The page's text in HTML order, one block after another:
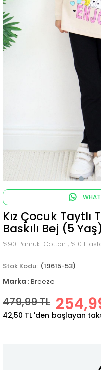
Kız Çocuk Taytlı
Baskılı Bej (5
%90 Pamuk-Cotton , %10
(19615-53)
Marka : Breeze
479,99 TL
42,50 TL 'den başlayan